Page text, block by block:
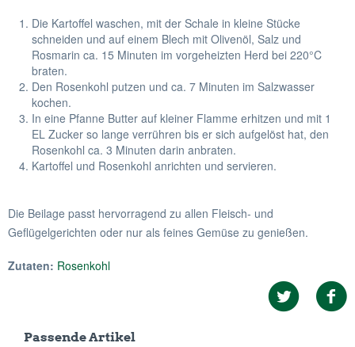
Die Kartoffel waschen, mit der Schale in kleine Stücke
schneiden und auf einem Blech mit Olivenöl, Salz und
Rosmarin ca. 15 Minuten im vorgeheizten Herd bei 220°C
braten.
Den Rosenkohl putzen und ca. 7 Minuten im Salzwasser
kochen.
In eine Pfanne Butter auf kleiner Flamme erhitzen und mit 1
EL Zucker so lange verrühren bis er sich aufgelöst hat, den
Rosenkohl ca. 3 Minuten darin anbraten.
Kartoffel und Rosenkohl anrichten und servieren.
Die Beilage passt hervorragend zu allen Fleisch- und
Geflügelgerichten oder nur als feines Gemüse zu genießen.
Zutaten: Rosenkohl
Passende Artikel